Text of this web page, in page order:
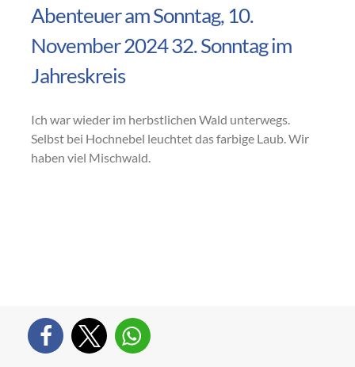
Abenteuer am Sonntag, 10.
November 2024 32. Sonntag im
Jahreskreis
Ich war wieder im herbstlichen Wald unterwegs.
Selbst bei Hochnebel leuchtet das farbige Laub. Wir
haben viel Mischwald.